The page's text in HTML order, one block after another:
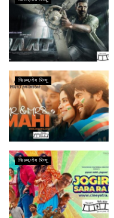
फिल्म/वेब रिव्यू
फिल्म/वेब रिव्यू